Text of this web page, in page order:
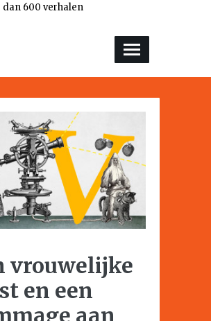
dan 600 verhalen
vrouwelijke
en een
aan